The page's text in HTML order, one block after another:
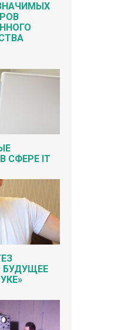
СФЕРЕ IT
БУДУЩЕЕ